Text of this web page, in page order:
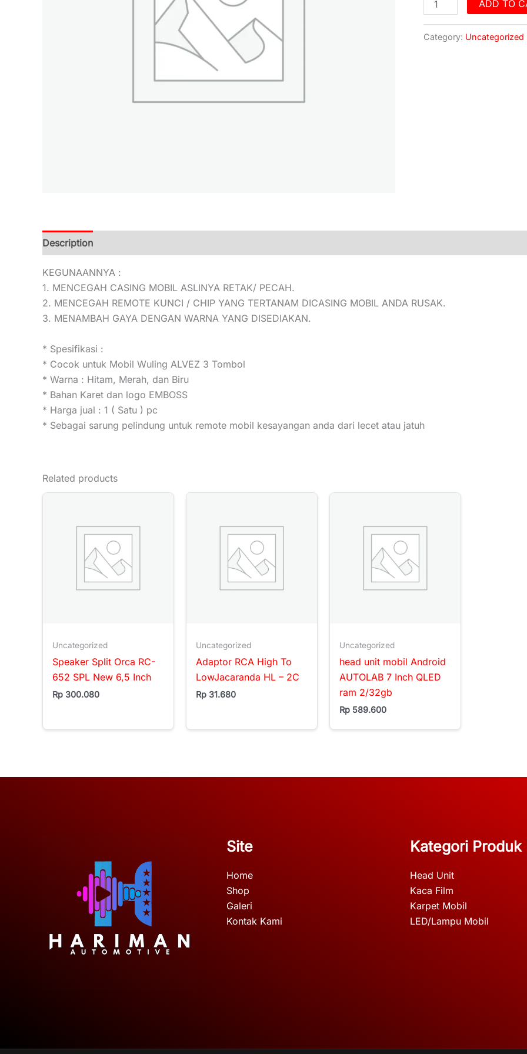
ADD TO
Category: Uncategorized
Description
KEGUNAANNYA :
1. MENCEGAH CASING MOBIL ASLINYA RETAK/ PECAH.
2. MENCEGAH REMOTE KUNCI / CHIP YANG TERTANAM DICASING MOBIL ANDA RUSAK.
3. MENAMBAH GAYA DENGAN WARNA YANG DISEDIAKAN.
* Spesifikasi :
* Cocok untuk Mobil Wuling ALVEZ 3 Tombol
* Warna : Hitam, Merah, dan Biru
* Bahan Karet dan logo EMBOSS
* Harga jual : 1 ( Satu ) pc
* Sebagai sarung pelindung untuk remote mobil kesayangan anda dari lecet atau jatuh
Related products
Uncategorized
Speaker Split Orca RC-
652 SPL New 6,5 Inch
Rp 300.080
Uncategorized
Adaptor RCA High To
LowJacaranda HL – 2C
Rp 31.680
Uncategorized
head unit mobil Android
AUTOLAB 7 Inch QLED
ram 2/32gb
Rp 589.600
Site
Home
Shop
Galeri
Kontak Kami
Kategori Produk
Head Unit
Kaca Film
Karpet Mobil
LED/Lampu Mobil